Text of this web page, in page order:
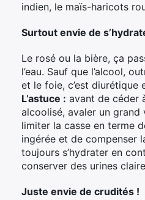
indien, le maïs-haricots
Surtout envie de
Le rosé ou la bière, ça
l’eau. Sauf que l’alcool,
et le foie, c’est diurétique
L’astuce : avant de céder
alcoolisé, avaler un grand
limiter la casse en terme
ingérée et de compenser
toujours s’hydrater en
conserver des urines
Juste envie de crudités !